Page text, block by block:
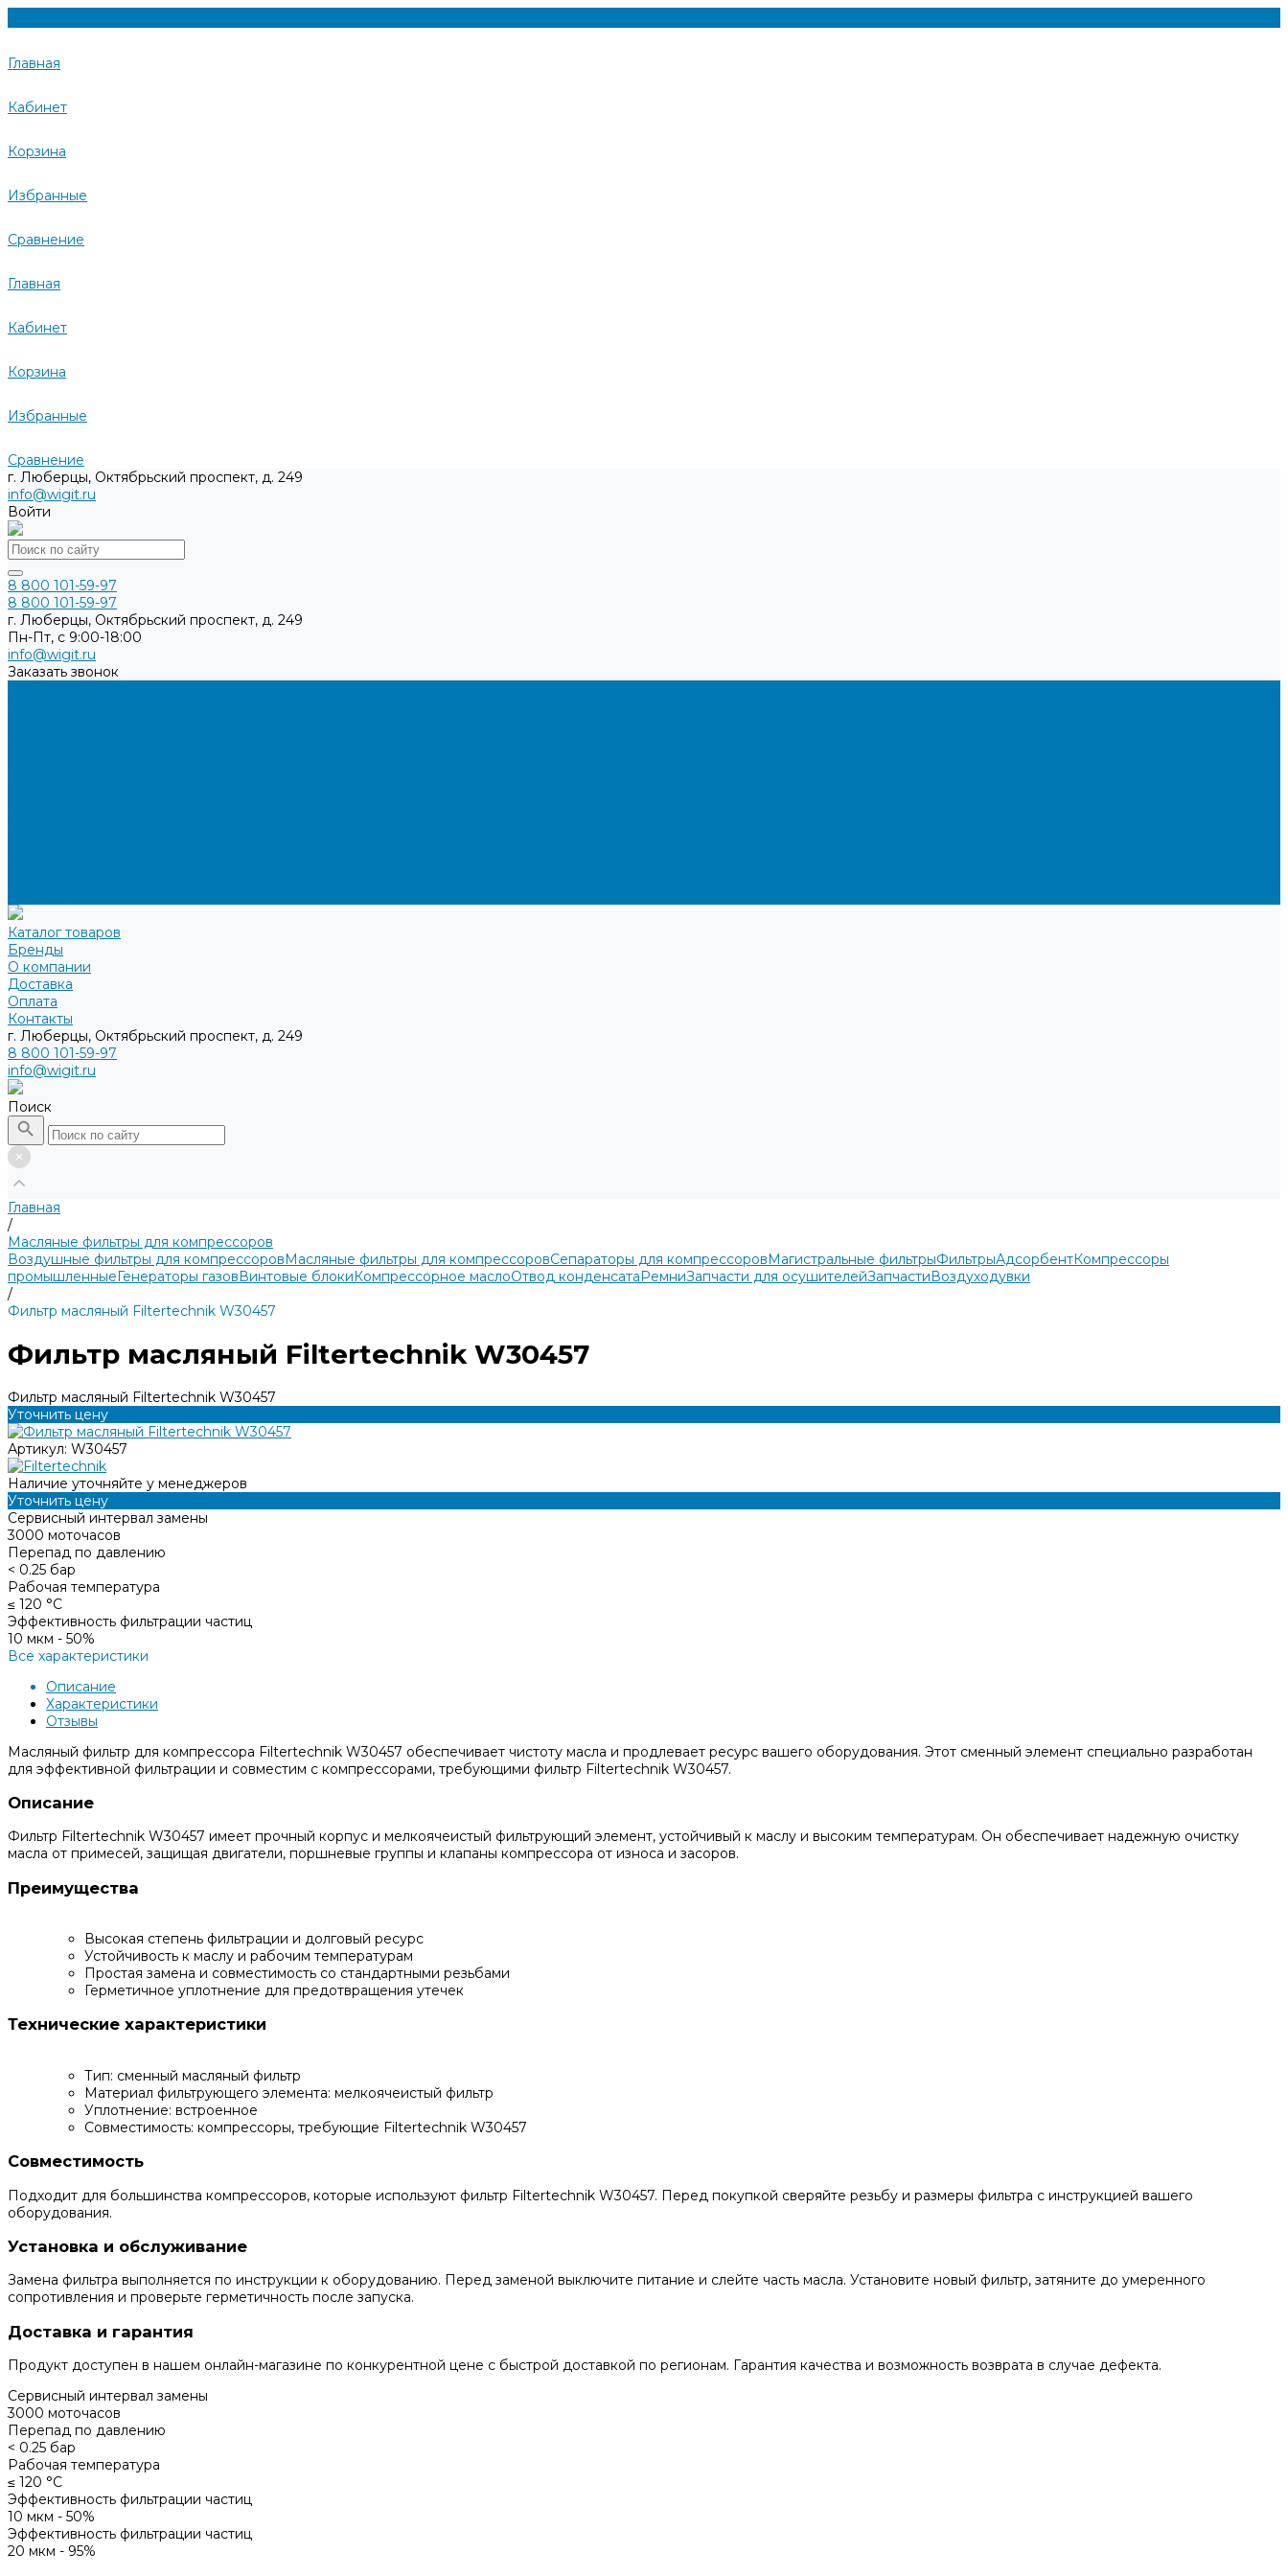
Главная
Кабинет
Корзина
Избранные
Сравнение
Главная
Кабинет
Корзина
Избранные
Сравнение
г. Люберцы, Октябрьский проспект, д. 249
info@wigit.ru
Войти
8 800 101-59-97
8 800 101-59-97
г. Люберцы, Октябрьский проспект, д. 249
Пн-Пт, с 9:00-18:00
info@wigit.ru
Заказать звонок
Каталог товаров
Бренды
О компании
Доставка
Оплата
Контакты
г. Люберцы, Октябрьский проспект, д. 249
8 800 101-59-97
info@wigit.ru
Поиск
Главная
/
Масляные фильтры для компрессоров
Воздушные фильтры для компрессоровМасляные фильтры для компрессоровСепараторы для компрессоровМагистральные фильтрыФильтрыАдсорбентКомпрессоры
промышленныеГенераторы газовВинтовые блокиКомпрессорное маслоОтвод конденсатаРемниЗапчасти для осушителейЗапчастиВоздуходувки
/
Фильтр масляный Filtertechnik W30457
Фильтр масляный Filtertechnik W30457
Фильтр масляный Filtertechnik W30457
Уточнить цену
Артикул: W30457
Наличие уточняйте у менеджеров
Уточнить цену
Сервисный интервал замены
3000 моточасов
Перепад по давлению
< 0.25 бар
Рабочая температура
≤ 120 °С
Эффективность фильтрации частиц
10 мкм - 50%
Все характеристики
Описание
Характеристики
Отзывы
Масляный фильтр для компрессора Filtertechnik W30457 обеспечивает чистоту масла и продлевает ресурс вашего оборудования. Этот сменный элемент специально разработан
для эффективной фильтрации и совместим с компрессорами, требующими фильтр Filtertechnik W30457.
Описание
Фильтр Filtertechnik W30457 имеет прочный корпус и мелкоячеистый фильтрующий элемент, устойчивый к маслу и высоким температурам. Он обеспечивает надежную очистку
масла от примесей, защищая двигатели, поршневые группы и клапаны компрессора от износа и засоров.
Преимущества
Высокая степень фильтрации и долговый ресурс
Устойчивость к маслу и рабочим температурам
Простая замена и совместимость со стандартными резьбами
Герметичное уплотнение для предотвращения утечек
Технические характеристики
Тип: сменный масляный фильтр
Материал фильтрующего элемента: мелкоячеистый фильтр
Уплотнение: встроенное
Совместимость: компрессоры, требующие Filtertechnik W30457
Совместимость
Подходит для большинства компрессоров, которые используют фильтр Filtertechnik W30457. Перед покупкой сверяйте резьбу и размеры фильтра с инструкцией вашего
оборудования.
Установка и обслуживание
Замена фильтра выполняется по инструкции к оборудованию. Перед заменой выключите питание и слейте часть масла. Установите новый фильтр, затяните до умеренного
сопротивления и проверьте герметичность после запуска.
Доставка и гарантия
Продукт доступен в нашем онлайн-магазине по конкурентной цене с быстрой доставкой по регионам. Гарантия качества и возможность возврата в случае дефекта.
Сервисный интервал замены
3000 моточасов
Перепад по давлению
< 0.25 бар
Рабочая температура
≤ 120 °С
Эффективность фильтрации частиц
10 мкм - 50%
Эффективность фильтрации частиц
20 мкм - 95%